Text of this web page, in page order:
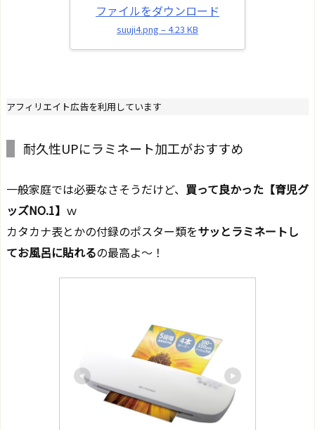
ファイルをダウンロード
suuji4.png – 4.23 KB
アフィリエイト広告を利用しています
耐久性UPにラミネート加工がおすすめ
一般家庭では必要なさそうだけど、 買って良かった【育児グ
ッズNO.1】 ｗ
カタカナ表とかの付録のポスター類をサッとラミネートし
てお風呂に貼れるの最高よ～！